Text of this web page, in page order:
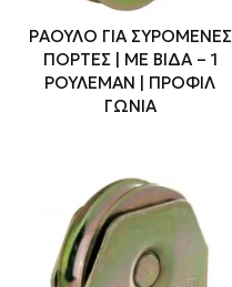
ΡΑΟΥΛΟ ΓΙΑ ΣΥΡΟΜΕΝΕΣ
ΠΟΡΤΕΣ | ΜΕ ΒΙΔΑ – 1
ΡΟΥΛΕΜΑΝ | ΠΡΟΦΙΛ
ΓΩΝΙΑ